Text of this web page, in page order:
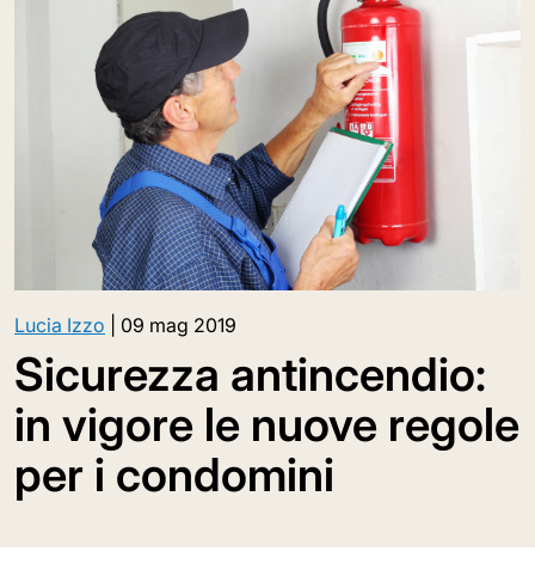
Lucia Izzo 09 mag 2019
Sicurezza antincendio:
in vigore le nuove regole
per i condomini